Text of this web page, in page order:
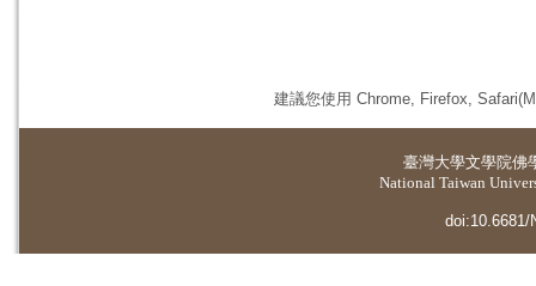
建議您使用 Chrome, Firefox,
臺灣大學文學院佛
National Taiwan
doi:10.6681/